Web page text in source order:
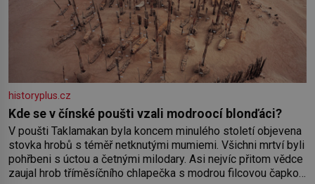
historyplus.cz
Kde se v čínské poušti vzali modroocí blonďáci?
V poušti Taklamakan byla koncem minulého století objevena
stovka hrobů s téměř netknutými mumiemi. Všichni mrtví byli
pohřbeni s úctou a četnými milodary. Asi nejvíc přitom vědce
zaujal hrob tříměsíčního chlapečka s modrou filcovou čapkou,